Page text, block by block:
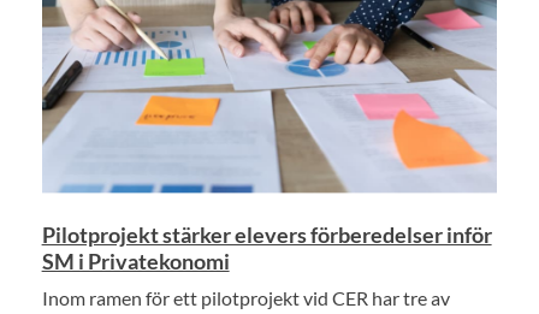
Pilotprojekt stärker elevers förberedelser inför
SM i Privatekonomi
Inom ramen för ett pilotprojekt vid CER har tre av